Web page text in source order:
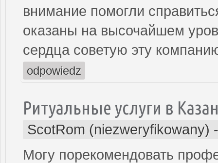
внимание помогли
оказаны на высочайшем
сердца советую эту
odpowiedz
Ритуальные услуги в
ScotRom (niezweryfikowany)
Могу порекомендовать